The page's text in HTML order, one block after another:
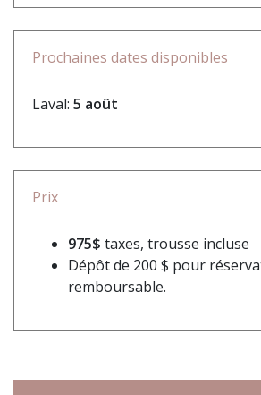
Prochaines dates disponibles
Laval: 5 août
Prix
975$ taxes, trousse incluse
Dépôt de 200 $ pour
remboursable.